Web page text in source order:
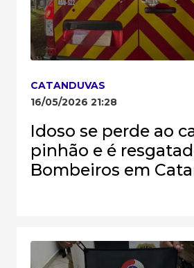
CATANDUVAS
16/05/2026 21:28
Idoso se perde ao
pinhão e é
Bombeiros em